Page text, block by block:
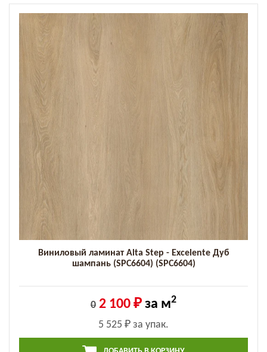
Виниловый ламинат Alta Step - Excelente Дуб
шампань (SPC6604) (SPC6604)
0 2 100 ₽ за м2
5 525 ₽ за упак.